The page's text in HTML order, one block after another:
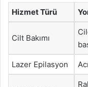
Hizmet Türü
Cilt Bakımı
Lazer Epilasyon